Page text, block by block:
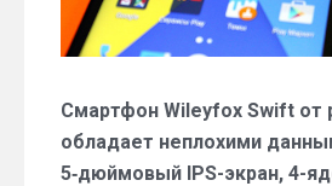
Смартфон Wileyfox Swift от
обладает неплохими
5‑дюймовый IPS-экран, 4-